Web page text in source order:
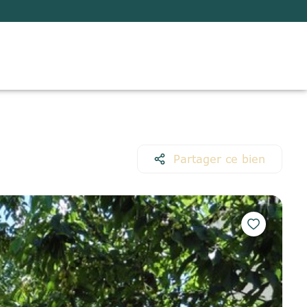
Partager ce bien